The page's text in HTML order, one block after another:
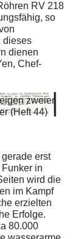
RV 218
so
dieses
dienen
Chef-
zweier
(Heft 44)
erst
in
wird die
im Kampf
erzielten
Erfolge.
80.000